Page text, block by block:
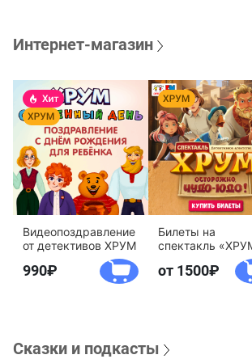
Интернет-магазин
Видеопоздравление
от детективов ХРУМ
990
Билеты на
спектакль
Осторожно,
Юдо!»
от 1500
Сказки и подкасты